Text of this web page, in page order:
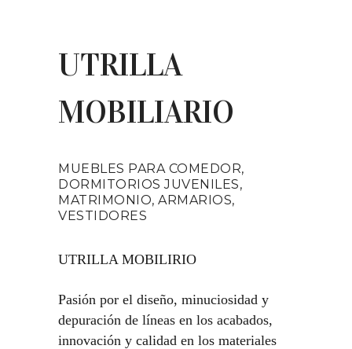
UTRILLA
MOBILIARIO
MUEBLES PARA COMEDOR,
DORMITORIOS JUVENILES,
MATRIMONIO, ARMARIOS,
VESTIDORES
UTRILLA MOBILIRIO
Pasión por el diseño, minuciosidad y
depuración de líneas en los acabados,
innovación y calidad en los materiales